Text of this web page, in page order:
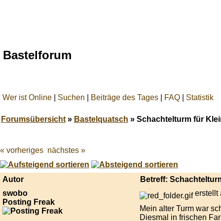
Bastelforum
Wer ist Online Suchen Beiträge des Tages FAQ Statistik
Forumsübersicht» Bastelquatsch » Schachtelturm für
Best
online
live
casino
« vorheriges nächstes »
Autor
Betreff:
swobo
Posting Freak
erstellt
Mein alter Turm war
Diesmal in frischen